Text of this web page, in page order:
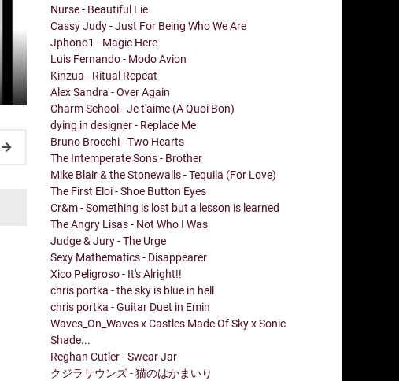
Nurse - Beautiful Lie
Cassy Judy - Just For Being Who We Are
Jphono1 - Magic Here
Luis Fernando - Modo Avion
Kinzua - Ritual Repeat
Alex Sandra - Over Again
Charm School - Je t'aime (A Quoi Bon)
dying in designer - Replace Me
Bruno Brocchi - Two Hearts
The Intemperate Sons - Brother
Mike Blair & the Stonewalls - Tequila (For Love)
The First Eloi - Shoe Button Eyes
Cr&m - Something is lost but a lesson is learned
The Angry Lisas - Not Who I Was
Judge & Jury - The Urge
Sexy Mathematics - Disappearer
Xico Peligroso - It's Alright!!
chris portka - the sky is blue in hell
chris portka - Guitar Duet in Emin
Waves_On_Waves x Castles Made Of Sky x Sonic
Shade...
Reghan Cutler - Swear Jar
クジラサウンズ - 猫のはかまいり